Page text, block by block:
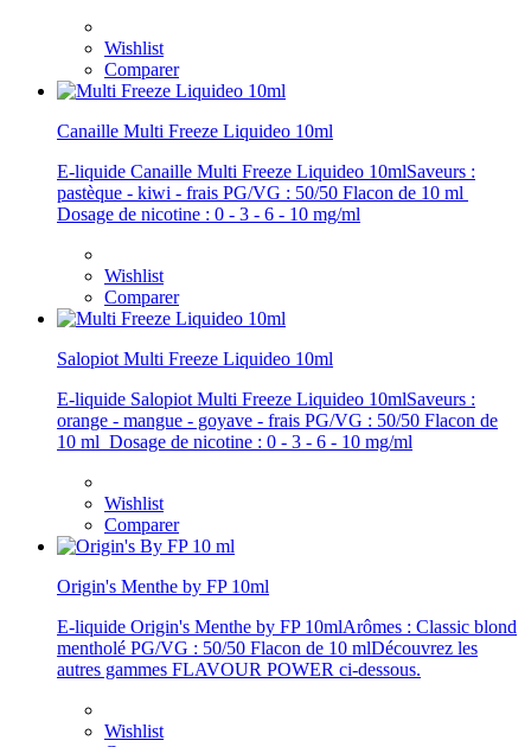
Wishlist
Comparer
Canaille Multi Freeze Liquideo 10ml
E-liquide Canaille Multi Freeze Liquideo 10mlSaveurs :
pastèque - kiwi - frais PG/VG : 50/50 Flacon de 10 ml
Dosage de nicotine : 0 - 3 - 6 - 10 mg/ml
Wishlist
Comparer
Salopiot Multi Freeze Liquideo 10ml
E-liquide Salopiot Multi Freeze Liquideo 10mlSaveurs :
orange - mangue - goyave - frais PG/VG : 50/50 Flacon de
10 ml Dosage de nicotine : 0 - 3 - 6 - 10 mg/ml
Wishlist
Comparer
Origin's Menthe by FP 10ml
E-liquide Origin's Menthe by FP 10mlArômes : Classic blond
mentholé PG/VG : 50/50 Flacon de 10 mlDécouvrez les
autres gammes FLAVOUR POWER ci-dessous.
Wishlist